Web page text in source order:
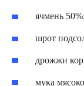
ячмень 50%;
шрот
дрожжи
мука